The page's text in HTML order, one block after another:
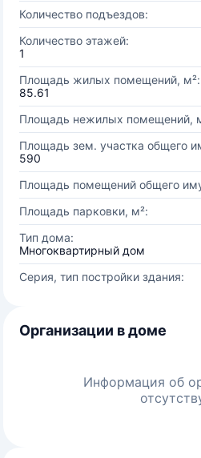
Количество подъездов:
Количество этажей:
1
Площадь жилых помещений, м²:
85.61
Площадь нежилых помещений,
Площадь зем. участка общего
590
Площадь помещений общего
Площадь парковки, м²:
Тип дома:
Многоквартирный дом
Серия, тип постройки здания:
Организации в доме
Информация об